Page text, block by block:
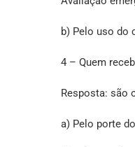
b) Pelo uso do
4 – Quem
Resposta: são
a) Pelo porte